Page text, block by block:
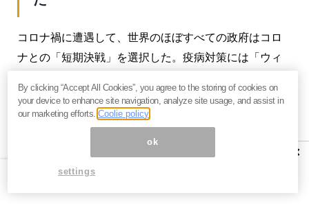
コロナ禍に遭遇して、世界のほぼすべての政府はコロ
ナとの「短期決戦」を選択した。疫病対策には「ウィ
う現在主流の見方は、当時は否定された。「短期決
戦」中には世界的に通常の年よりも死亡者が多い超過
死亡が急増したが、コロナによる死者数よりも、行動
制限などによる心身の健康被害によるものの方が多い
とされている。また、医療機関には過剰な負担を強い
ることにもなった。
×
By clicking “Accept All Cookies”, you agree to the storing of cookies on
your device to enhance site navigation, analyze site usage, and assist in
our marketing efforts.Coolie policy
ok
settings